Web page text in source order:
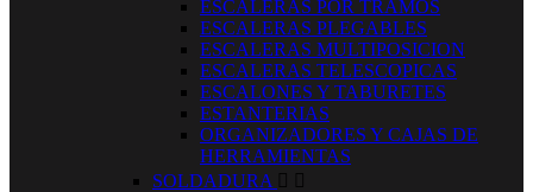
ESCALERAS POR TRAMOS
ESCALERAS PLEGABLES
ESCALERAS MULTIPOSICION
ESCALERAS TELESCOPICAS
ESCALONES Y TABURETES
ESTANTERIAS
ORGANIZADORES Y CAJAS DE
HERRAMIENTAS
SOLDADURA  